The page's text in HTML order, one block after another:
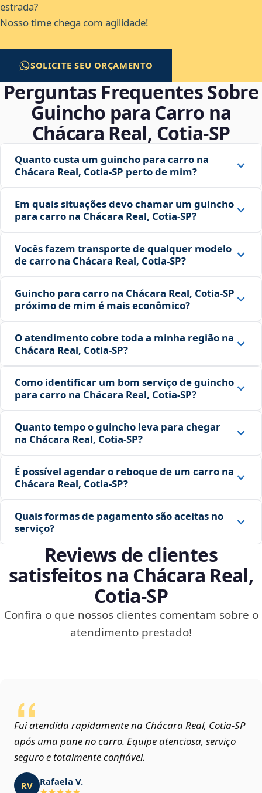
estrada?
Nosso time chega com agilidade!
SOLICITE SEU ORÇAMENTO
Perguntas Frequentes Sobre
Guincho para Carro na
Chácara Real, Cotia‑SP
Quanto custa um guincho para carro na
Chácara Real, Cotia‑SP perto de mim?
Em quais situações devo chamar um guincho
para carro na Chácara Real, Cotia‑SP?
Vocês fazem transporte de qualquer modelo
de carro na Chácara Real, Cotia‑SP?
Guincho para carro na Chácara Real, Cotia‑SP
próximo de mim é mais econômico?
O atendimento cobre toda a minha região na
Chácara Real, Cotia‑SP?
Como identificar um bom serviço de guincho
para carro na Chácara Real, Cotia‑SP?
Quanto tempo o guincho leva para chegar
na Chácara Real, Cotia‑SP?
É possível agendar o reboque de um carro na
Chácara Real, Cotia‑SP?
Quais formas de pagamento são aceitas no
serviço?
Reviews de clientes
satisfeitos na Chácara Real,
Cotia‑SP
Confira o que nossos clientes comentam sobre o
atendimento prestado!
Fui atendida rapidamente na Chácara Real, Cotia‑SP
após uma pane no carro. Equipe atenciosa, serviço
seguro e totalmente confiável.
RV Rafaela V.